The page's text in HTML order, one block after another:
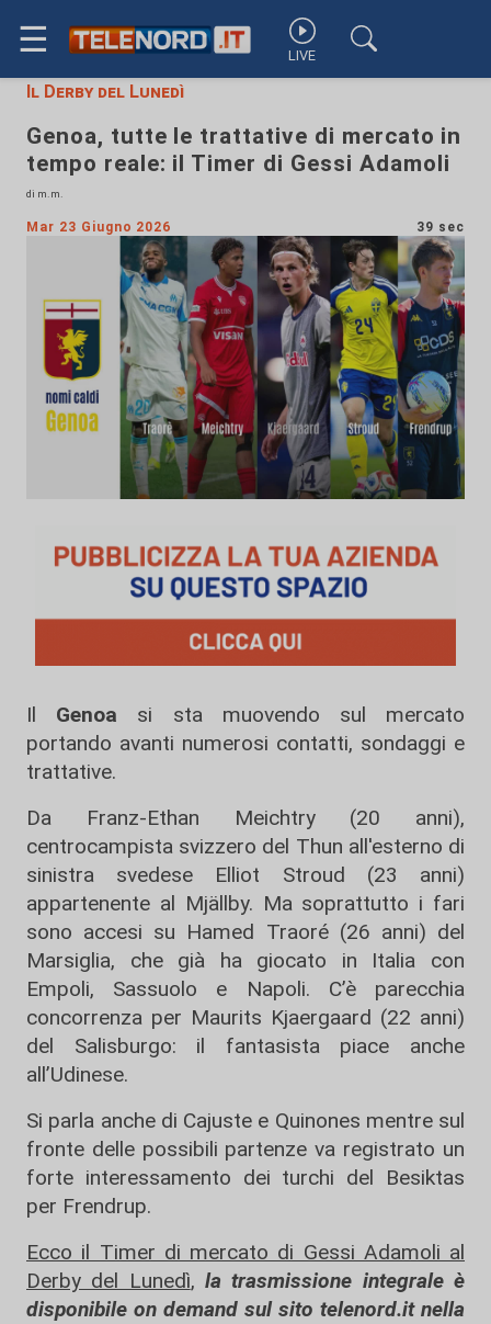
☰ LIVE
Il Derby del Lunedì
Genoa, tutte le trattative di mercato in
tempo reale: il Timer di Gessi Adamoli
di m.m.
Mar 23 Giugno 2026 39 sec
Il Genoa si sta muovendo sul mercato
portando avanti numerosi contatti, sondaggi e
trattative.
Da Franz-Ethan Meichtry (20 anni),
centrocampista svizzero del Thun all'esterno di
sinistra svedese Elliot Stroud (23 anni)
appartenente al Mjällby. Ma soprattutto i fari
sono accesi su Hamed Traoré (26 anni) del
Marsiglia, che già ha giocato in Italia con
Empoli, Sassuolo e Napoli. C’è parecchia
concorrenza per Maurits Kjaergaard (22 anni)
del Salisburgo: il fantasista piace anche
all’Udinese.
Si parla anche di Cajuste e Quinones mentre sul
fronte delle possibili partenze va registrato un
forte interessamento dei turchi del Besiktas
per Frendrup.
Ecco il Timer di mercato di Gessi Adamoli al
Derby del Lunedì,la trasmissione integrale è
disponibile on demand sul sito telenord.it nella